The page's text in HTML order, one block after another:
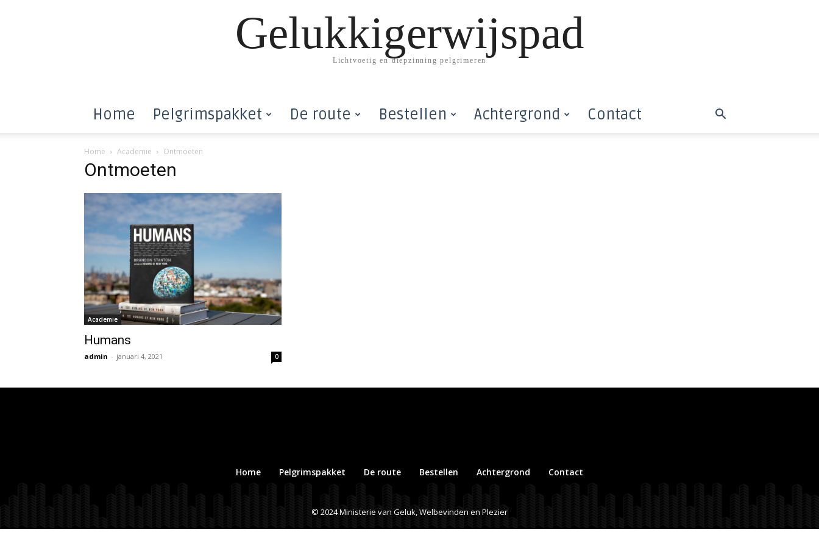
Gelukkigerwijspad
Lichtvoetig en diepzinning pelgrimeren
Home Pelgrimspakket De route Bestellen Achtergrond Contact
Home Academie Ontmoeten
Ontmoeten
Academie
Humans
admin - januari 4, 2021 0
Home Pelgrimspakket De route Bestellen Achtergrond Contact
© 2024 Ministerie van Geluk, Welbevinden en Plezier